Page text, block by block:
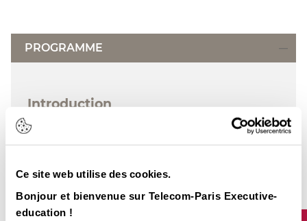
Ce site web utilise des cookies.
Bonjour et bienvenue sur Telecom-Paris Executive-
education !
PROGRAMME
Introduction
3GPP, IEEE
Panel des standards 2G, 3G, 4G et 5G pour
la radiomobilité publique, privée